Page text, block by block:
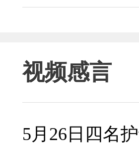
视频感言
5月26日四名